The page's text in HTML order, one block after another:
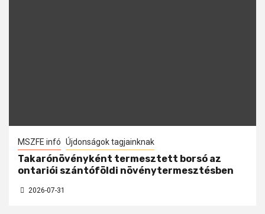
MSZFE infó Újdonságok tagjainknak
Takarónövényként termesztett borsó az
ontariói szántóföldi növénytermesztésben
2026-07-31